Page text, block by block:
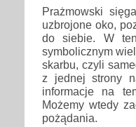
Prażmowski
uzbrojone oko,
do siebie. W ten
symbolicznym
skarbu, czyli
z jednej strony
informacje na
Możemy wtedy
pożądania.